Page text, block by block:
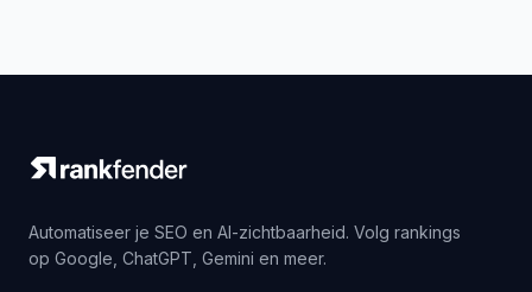
Automatiseer je SEO en AI-zichtbaarheid. Volg rankings
op Google, ChatGPT, Gemini en meer.